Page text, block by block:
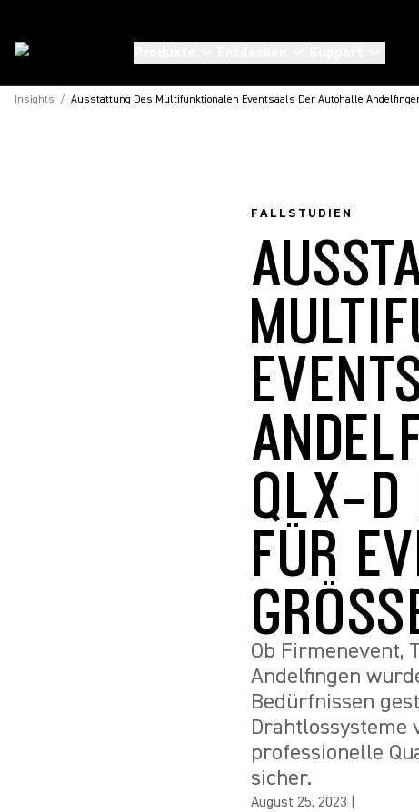
Insights / Ausstattung Des Multifunktionalen Eventsaals Der Autohalle
FALLSTUDIEN
QLX-D
FÜR
GRÖSSE
Ob Firmenevent,
Andelfingen
Bedürfnissen
professionelle
sicher.
August 25, 2023